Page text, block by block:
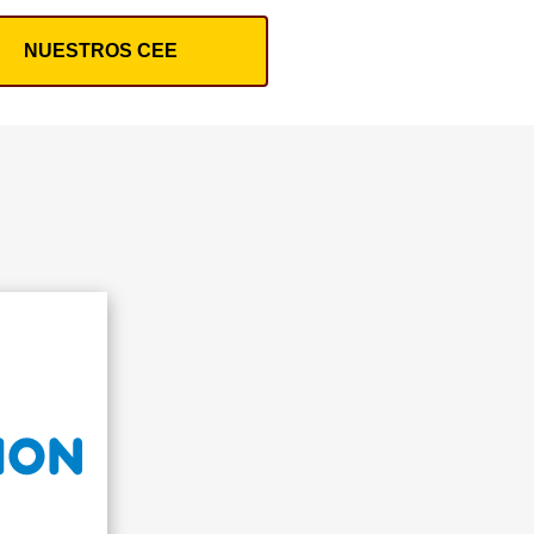
NUESTROS CEE